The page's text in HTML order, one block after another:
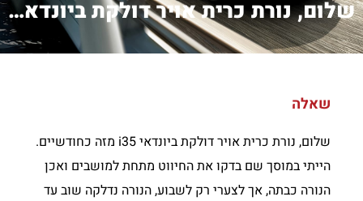
שלום, נורת כרית אויר דולקת ביונדאי i...
שאלה
שלום, נורת כרית אויר דולקת ביונדאי i35 מזה כחודשיים.
הייתי במוסך שם בדקו את החיווט מתחת למושבים ואכן
הנורה כבתה, אך לצערי רק לשבוע, הנורה נדלקה שוב עד